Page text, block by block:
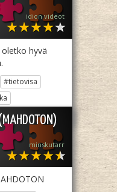
idion videot
hyvä
#tietovisa
minskutarr